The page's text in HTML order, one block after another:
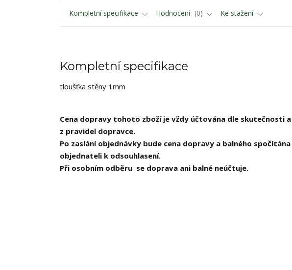
Kompletní specifikace Hodnocení 0 Ke stažení
Kompletní specifikace
tloušťka stěny 1mm
Cena dopravy tohoto zboží je vždy účtována dle skutečnosti
z pravidel dopravce.
Po zaslání objednávky bude cena dopravy a balného spočítána
objednateli k odsouhlasení.
Při osobním odběru se doprava ani balné neúčtuje.